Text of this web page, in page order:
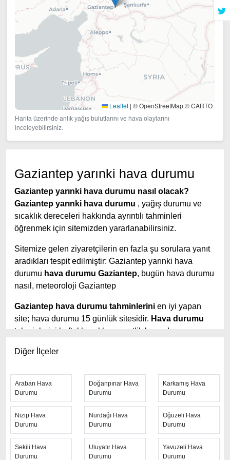
Leaflet | © OpenStreetMap © CARTO
Harita üzerinde anlık yağış bulutlarını ve hava olaylarını
inceleyebilirsiniz.
Gaziantep yarınki hava durumu
Gaziantep yarınki hava durumu nasıl olacak?
Gaziantep yarınki hava durumu , yağış durumu ve
sıcaklık dereceleri hakkında ayrıntılı tahminleri
öğrenmek için sitemizden yararlanabilirsiniz.
Sitemize gelen ziyaretçilerin en fazla şu sorulara yanıt
aradıkları tespit edilmiştir: Gaziantep yarınki hava
durumu hava durumu Gaziantep, bugün hava durumu
nasıl, meteoroloji Gaziantep
Gaziantep hava durumu tahminlerini en iyi yapan
site; hava durumu 15 günlük sitesidir. Hava durumu
tahminlerini haftalık, aylık ve saatlik hava durumu
hava durumu 10 günlük hava durumu 15 güne kadar
daha fazla ayrıntının yer aldığı saatlik hava durumu
tahminlerini bulabilirsiniz. Bu sitede yer alan geniş
tahmin süreleri, kolay ve anlaşılır görseller ile
ziyaretçilerine kaliteli hizmet sunuyor. Ayrıca sitede
güncel Türkiye uydu radar görüntüleri ile bulutların
Diğer İlçeler
Araban Hava
Durumu
Doğanpınar Hava
Durumu
Karkamış Hava
Durumu
Nizip Hava
Durumu
Nurdağı Hava
Durumu
Oğuzeli Hava
Durumu
Sekili Hava
Durumu
Uluyatır Hava
Durumu
Yavuzeli Hava
Durumu